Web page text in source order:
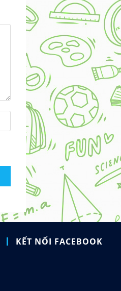
KẾT NỐI FACEBOOK